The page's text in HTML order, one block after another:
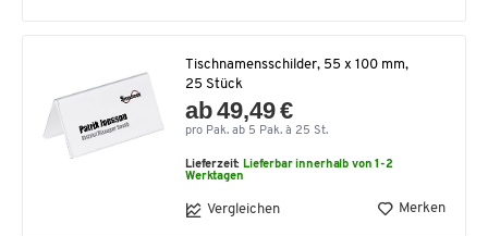
Tischnamensschilder, 55 x 100 mm,
25 Stück
ab 49,49 €
pro Pak. ab 5 Pak. à 25 St.
Lieferzeit: Lieferbar innerhalb von 1-2
Werktagen
Vergleichen Merken